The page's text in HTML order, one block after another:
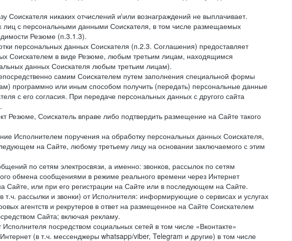
никаких отчислений и\или вознаграждений не выплачивает.
лиц с персональными данными Соискателя, в том числе размещаемых
Резюме (п.3.1.3).
персональных данных Соискателя (п.2.3. Соглашения) предоставляет
Соискателем в виде Резюме, любым третьим лицам, находящимся
данных Соискателя любым третьим лицам).
самим Соискателем путем заполнения специальной формы
программно или иным способом получить (передать) персональные данные
с его согласия. При передаче персональных данных с другого сайта
Резюме, Соискатель вправе либо подтвердить размещение на Сайте такого
Исполнителем поручения на обработку персональных данных Соискателя,
на Сайте, любому третьему лицу на основании заключаемого с этим
по сетям электросвязи, а именно: звонков, рассылок по сетям
обмена сообщениями в режиме реального времени через Интернет
Сайте, или при его регистрации на Сайте или в последующем на Сайте.
рассылки и звонки) от Исполнителя: информирующие о сервисах и услугах
агентств и рекрутеров в ответ на размещенное на Сайте Соискателем
Сайта; включая рекламу.
посредством социальных сетей в том числе «Вконтакте»
(в т.ч. мессенджеры whatsapp/viber, Telegram и другие) в том числе